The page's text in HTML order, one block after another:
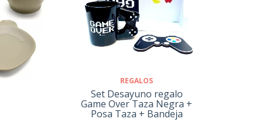
REGALOS
Set Desayuno regalo
Game Over Taza Negra +
Posa Taza + Bandeja